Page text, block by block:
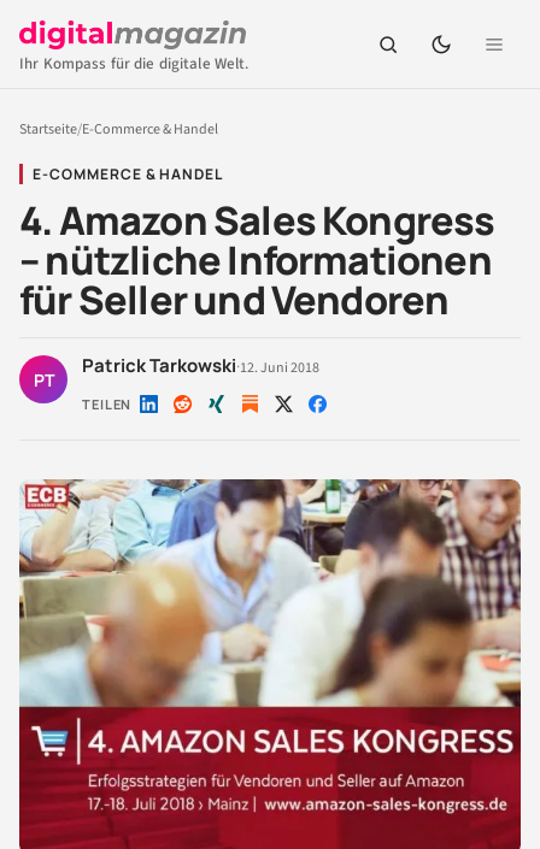
Ihr Kompass für die digitale Welt.
Startseite/E-Commerce & Handel
E-COMMERCE & HANDEL
4. Amazon Sales Kongress
– nützliche Informationen
für Seller und Vendoren
PT
Patrick Tarkowski·12. Juni 2018
TEILEN Auf Auf Auf Auf Auf